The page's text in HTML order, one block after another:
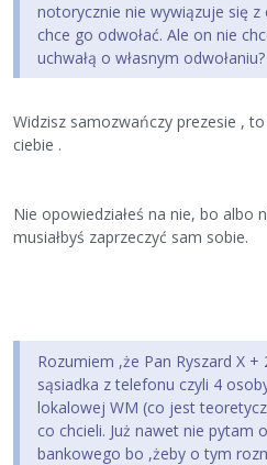
notorycznie nie wywiązuje się
chce go odwołać. Ale on nie
uchwałą o własnym odwołaniu?
Widzisz samozwańczy prezesie ,
ciebie .
Nie opowiedziałeś na nie, bo albo
musiałbyś zaprzeczyć sam sobie.
Rozumiem ,że Pan Ryszard X +
sąsiadka z telefonu czyli 4
lokalowej WM (co jest
co chcieli. Już nawet nie pytam
bankowego bo ,żeby o tym